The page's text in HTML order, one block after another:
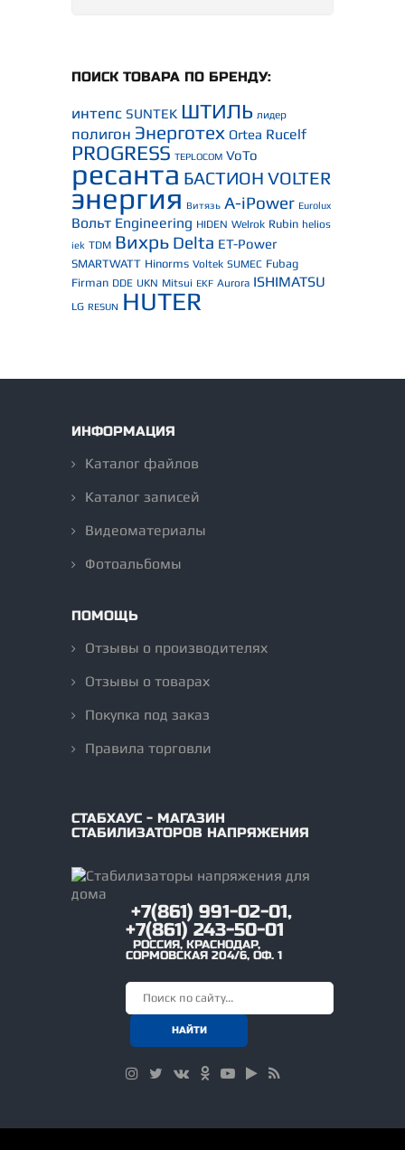
ПОИСК ТОВАРА ПО БРЕНДУ:
интепс SUNTEK ШТИЛЬ лидер
полигон Энерготех Ortea Rucelf
PROGRESS TEPLOCOM VoTo
ресанта БАСТИОН VOLTER
энергия Витязь A-iPower Eurolux
Вольт Engineering HIDEN Welrok Rubin helios
iek TDM Вихрь Delta ET-Power
SMARTWATT Hinorms Voltek SUMEC Fubag
Firman DDE UKN Mitsui EKF Aurora ISHIMATSU
LG RESUN HUTER
ИНФОРМАЦИЯ
Каталог файлов
Каталог записей
Видеоматериалы
Фотоальбомы
ПОМОЩЬ
Отзывы о производителях
Отзывы о товарах
Покупка под заказ
Правила торговли
СТАБХАУС - МАГАЗИН
СТАБИЛИЗАТОРОВ НАПРЯЖЕНИЯ
+7(861) 991-02-01,
+7(861) 243-50-01
РОССИЯ,КРАСНОДАР,
СОРМОВСКАЯ 204/6, ОФ. 1